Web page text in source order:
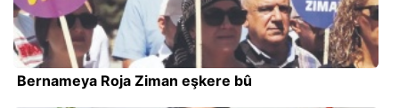
Bernameya Roja Ziman eşkere bû